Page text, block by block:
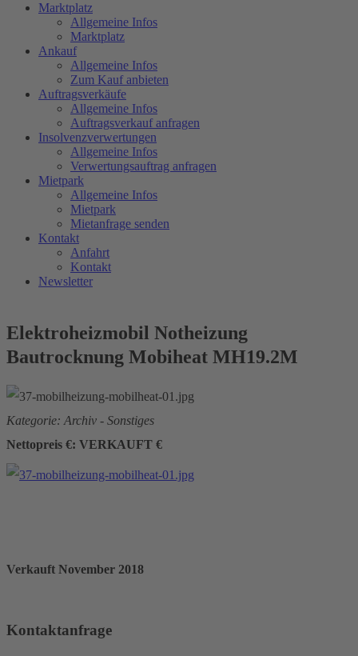
Marktplatz
Allgemeine Infos
Marktplatz
Ankauf
Allgemeine Infos
Zum Kauf anbieten
Auftragsverkäufe
Allgemeine Infos
Auftragsverkauf anfragen
Insolvenzverwertungen
Allgemeine Infos
Verwertungsauftrag anfragen
Mietpark
Allgemeine Infos
Mietpark
Mietanfrage senden
Kontakt
Anfahrt
Kontakt
Newsletter
Elektroheizmobil Notheizung
Bautrocknung Mobiheat MH19.2M
Kategorie: Archiv - Sonstiges
Nettopreis €: VERKAUFT €
Verkauft November 2018
Kontaktanfrage